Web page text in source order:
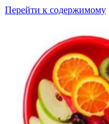
Перейти к содержимому